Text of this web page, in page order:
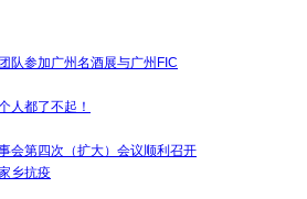
队参加广州名酒展与广州FIC
都了不起！
会第四次（扩大）会议顺利召开
乡抗疫